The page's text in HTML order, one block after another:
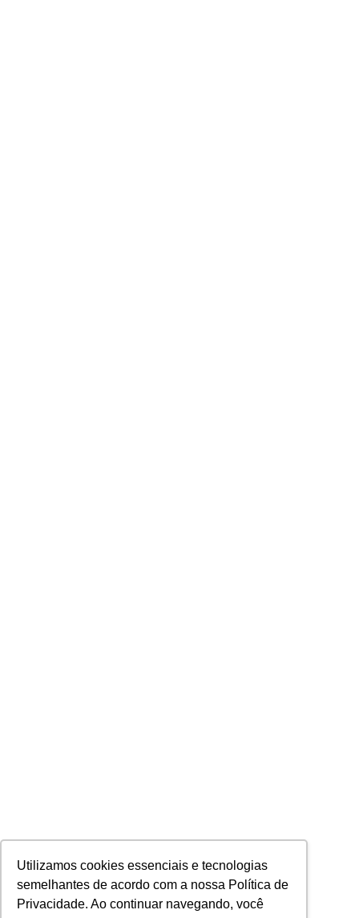
Utilizamos cookies essenciais e tecnologias
semelhantes de acordo com a nossa Política de
Privacidade. Ao continuar navegando, você